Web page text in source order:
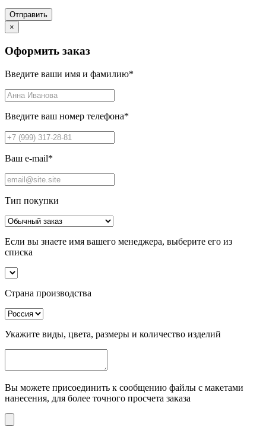
Отправить
×
Оформить заказ
Введите ваши имя и фамилию*
Введите ваш номер телефона*
Ваш e-mail*
Тип покупки
Если вы знаете имя вашего менеджера, выберите его из
списка
Страна производства
Укажите виды, цвета, размеры и количество изделий
Вы можете присоединить к сообщению файлы с макетами
нанесения, для более точного просчета заказа